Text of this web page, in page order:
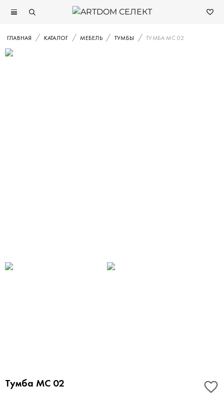
ГЛАВНАЯ КАТАЛОГ МЕБЕЛЬ ТУМБЫ ТУМБА MC 02
Тумба MC 02